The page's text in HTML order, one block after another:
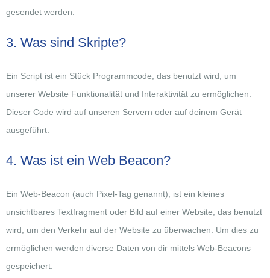
gesendet werden.
3. Was sind Skripte?
Ein Script ist ein Stück Programmcode, das benutzt wird, um
unserer Website Funktionalität und Interaktivität zu ermöglichen.
Dieser Code wird auf unseren Servern oder auf deinem Gerät
ausgeführt.
4. Was ist ein Web Beacon?
Ein Web-Beacon (auch Pixel-Tag genannt), ist ein kleines
unsichtbares Textfragment oder Bild auf einer Website, das benutzt
wird, um den Verkehr auf der Website zu überwachen. Um dies zu
ermöglichen werden diverse Daten von dir mittels Web-Beacons
gespeichert.